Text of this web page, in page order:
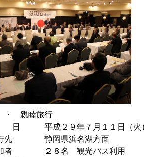
親睦旅行
２９年７月１１日（火）～
岡県浜名湖方面
８名 観光バス利用